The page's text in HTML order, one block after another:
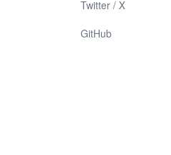
Twitter / X
GitHub